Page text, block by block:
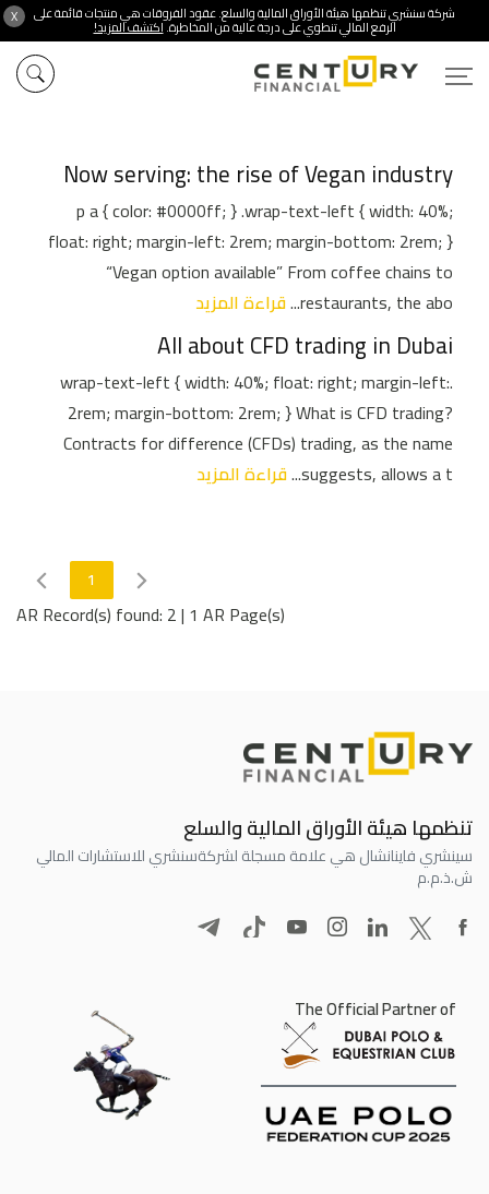
X شركة سنشري تنظمها هيئة الأوراق المالية والسلع. عقود الفروقات هي منتجات قائمة على
الرفع المالي تنطوي على درجة عالية من المخاطرة.اكتشف المزيد!
Now serving: the rise of Vegan industry
p a { color: #0000ff; } .wrap-text-left { width: 40%;
float: right; margin-left: 2rem; margin-bottom: 2rem; }
“Vegan option available” From coffee chains to
restaurants, the abo... قراءة المزيد
All about CFD trading in Dubai
.wrap-text-left { width: 40%; float: right; margin-left:
2rem; margin-bottom: 2rem; } What is CFD trading?
Contracts for difference (CFDs) trading, as the name
suggests, allows a t... قراءة المزيد
1
AR Record(s) found: 2| 1 AR Page(s)
تنظمها هيئة الأوراق المالية والسلع
سينشري فاينانشال هي علامة مسجلة لشركةسنشري للاستشارات المالي
ش.ذ.م.م
The Official Partner of